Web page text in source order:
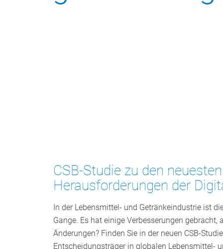
CSB-Studie zu den
Herausforderungen der
In der Lebensmittel- und Getränkeindustrie ist
Gange. Es hat einige Verbesserungen
Änderungen? Finden Sie in der neuen CSB-
Entscheidungsträger in globalen Lebensmittel-